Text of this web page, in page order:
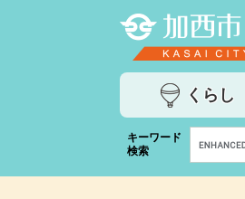
くらし
キーワード
検索
o